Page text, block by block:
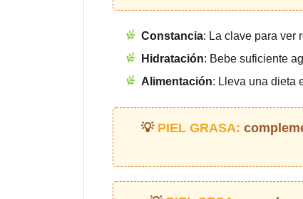
Constancia: La clave para ver
Hidratación: Bebe suficiente
Alimentación: Lleva una dieta
PIEL GRASA: